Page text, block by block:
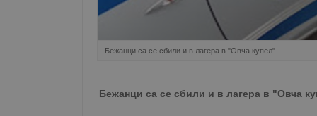
Бежанци са се сбили и в лагера в "Овча купел"
Бежанци са се сбили и в лагера в "Овча